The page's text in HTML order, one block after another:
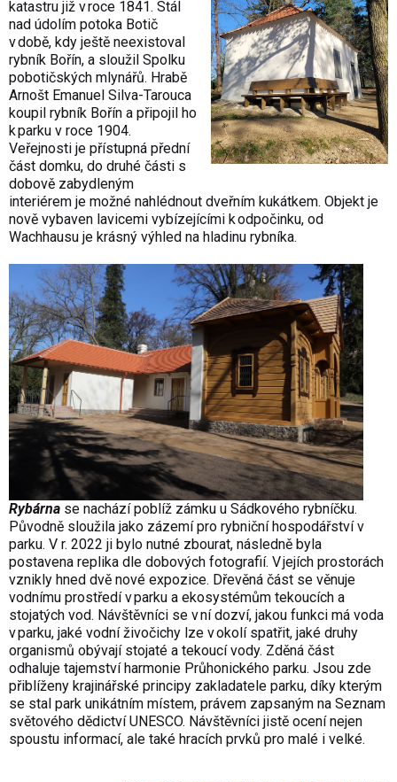
katastru již v roce 1841. Stál
nad údolím potoka Botič
v době, kdy ještě neexistoval
rybník Bořín, a sloužil Spolku
pobotičských mlynářů. Hrabě
Arnošt Emanuel Silva-Tarouca
koupil rybník Bořín a připojil ho
k parku v roce 1904.
Veřejnosti je přístupná přední
část domku, do druhé části s
dobově zabydleným
interiérem je možné nahlédnout dveřním kukátkem. Objekt je
nově vybaven lavicemi vybízejícími k odpočinku, od
Wachhausu je krásný výhled na hladinu rybníka.
Rybárna se nachází poblíž zámku u Sádkového rybníčku.
Původně sloužila jako zázemí pro rybniční hospodářství v
parku. V r. 2022 ji bylo nutné zbourat, následně byla
postavena replika dle dobových fotografií. V jejích prostorách
vznikly hned dvě nové expozice. Dřevěná část se věnuje
vodnímu prostředí v parku a ekosystémům tekoucích a
stojatých vod. Návštěvníci se v ní dozví, jakou funkci má voda
v parku, jaké vodní živočichy lze v okolí spatřit, jaké druhy
organismů obývají stojaté a tekoucí vody. Zděná část
odhaluje tajemství harmonie Průhonického parku. Jsou zde
přiblíženy krajinářské principy zakladatele parku, díky kterým
se stal park unikátním místem, právem zapsaným na Seznam
světového dědictví UNESCO. Návštěvníci jistě ocení nejen
spoustu informací, ale také hracích prvků pro malé i velké.